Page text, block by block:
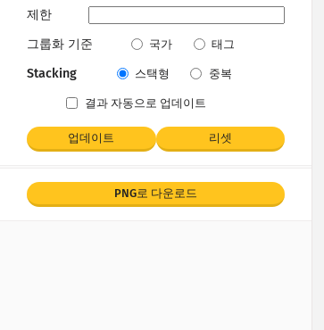
제한
그룹화 기준
국가 태그
Stacking 스택형 중복
결과 자동으로 업데이트
업데이트 리셋
PNG로 다운로드